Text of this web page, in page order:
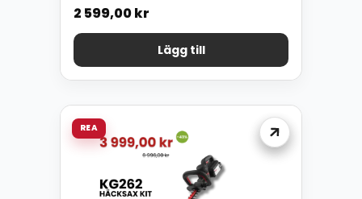
2 599,00kr
Lägg till
REA